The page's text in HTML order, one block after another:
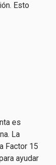
Esto
es
La
Factor 15
ayudar